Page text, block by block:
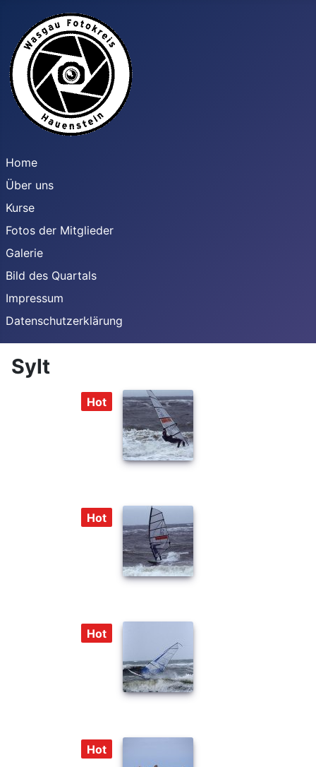
Home
Über uns
Kurse
Fotos der Mitglieder
Galerie
Bild des Quartals
Impressum
Datenschutzerklärung
Sylt
Hot
Hot
Hot
Hot